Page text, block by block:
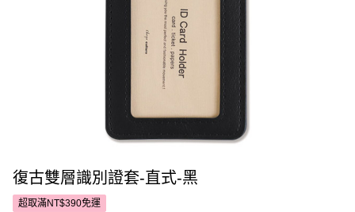
復古雙層識別證套-直式-黑
超取滿NT$390免運